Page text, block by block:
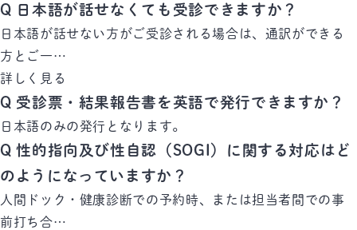
Q 日本語が話せなくても受診できますか？
日本語が話せない方がご受診される場合は、通訳ができる
方とご一…
詳しく見る
Q 受診票・結果報告書を英語で発行できますか？
日本語のみの発行となります。
Q 性的指向及び性自認（SOGI）に関する対応はど
のようになっていますか？
人間ドック・健康診断での予約時、または担当者間での事
前打ち合…